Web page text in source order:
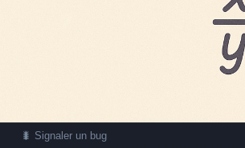
🐛 Signaler un bug